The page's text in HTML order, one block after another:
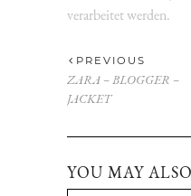
verarbeitet werden.
PREVIOUS
ZARA – BLOGGER –
JACKET
YOU MAY